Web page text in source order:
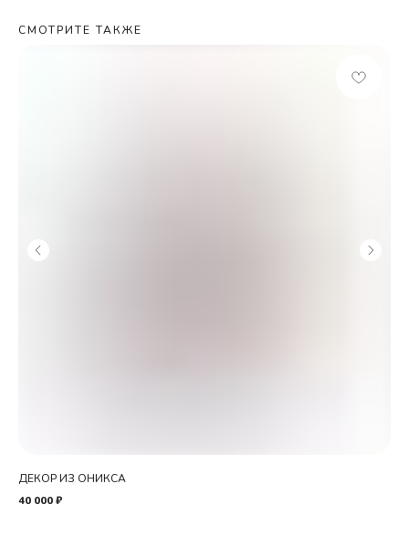
СМОТРИТЕ ТАКЖЕ
ДЕКОР ИЗ ОНИКСА
40 000₽